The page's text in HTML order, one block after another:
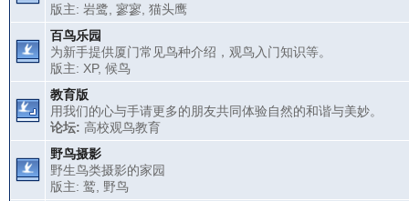
版主: 岩鹭 寥寥, 猫头鹰
百鸟乐园
为新手提供厦门常见鸟种介绍，观鸟入门知识等。
版主: XP, 候鸟
教育版
用我们的心与手请更多的朋友共同体验自然的和谐与美妙。
论坛: 高校观鸟教育
野鸟摄影
野生鸟类摄影的家园
版主: 鹫, 野鸟